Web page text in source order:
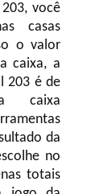
você
casas
o valor
caixa, a
203 é de
caixa
da
no
totais